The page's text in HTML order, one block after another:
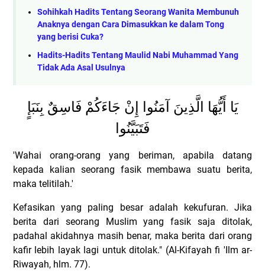
Sohihkah Hadits Tentang Seorang Wanita Membunuh
Anaknya dengan Cara Dimasukkan ke dalam Tong
yang berisi Cuka?
Hadits-Hadits Tentang Maulid Nabi Muhammad Yang
Tidak Ada Asal Usulnya
يَا أَيُّهَا الَّذِينَ آمَنُوا إِنْ جَاءَكُمْ فَاسِقٌ بِنَبَإٍ
فَتَبَيَّنُوا
'Wahai orang-orang yang beriman, apabila datang
kepada kalian seorang fasik membawa suatu berita,
maka telitilah.'
Kefasikan yang paling besar adalah kekufuran. Jika
berita dari seorang Muslim yang fasik saja ditolak,
padahal akidahnya masih benar, maka berita dari orang
kafir lebih layak lagi untuk ditolak." (Al-Kifayah fi 'Ilm ar-
Riwayah, hlm. 77).